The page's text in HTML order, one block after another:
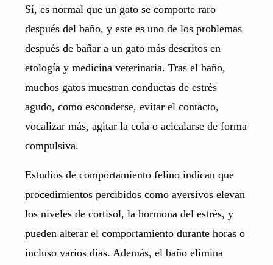
Sí, es normal que un gato se comporte raro
después del baño, y este es uno de los problemas
después de bañar a un gato más descritos en
etología y medicina veterinaria. Tras el baño,
muchos gatos muestran conductas de estrés
agudo, como esconderse, evitar el contacto,
vocalizar más, agitar la cola o acicalarse de forma
compulsiva.
Estudios de comportamiento felino indican que
procedimientos percibidos como aversivos elevan
los niveles de cortisol, la hormona del estrés, y
pueden alterar el comportamiento durante horas o
incluso varios días. Además, el baño elimina